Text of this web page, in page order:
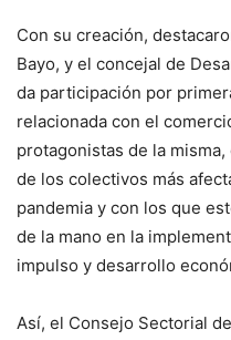
Con su creación,
Bayo, y el concejal de
da participación por
relacionada con el
protagonistas de la
de los colectivos más
pandemia y con los que
de la mano en la
impulso y desarrollo
Así, el Consejo Sectorial